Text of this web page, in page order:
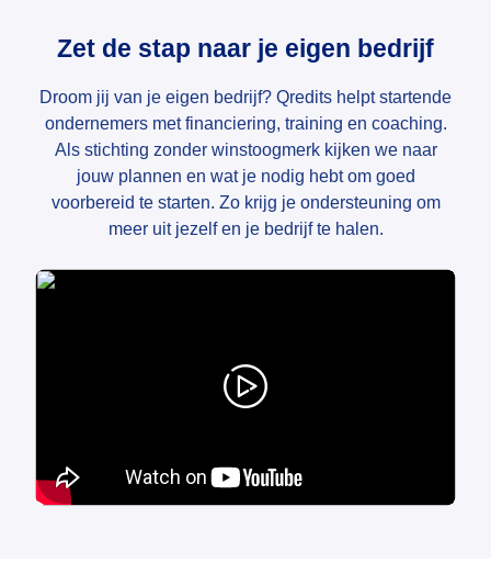
Zet de stap naar je eigen bedrijf
Droom jij van je eigen bedrijf? Qredits helpt startende
ondernemers met financiering, training en coaching.
Als stichting zonder winstoogmerk kijken we naar
jouw plannen en wat je nodig hebt om goed
voorbereid te starten. Zo krijg je ondersteuning om
meer uit jezelf en je bedrijf te halen.